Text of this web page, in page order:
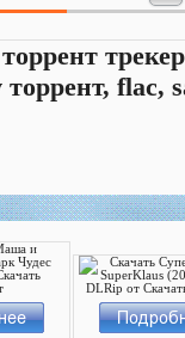
flac,